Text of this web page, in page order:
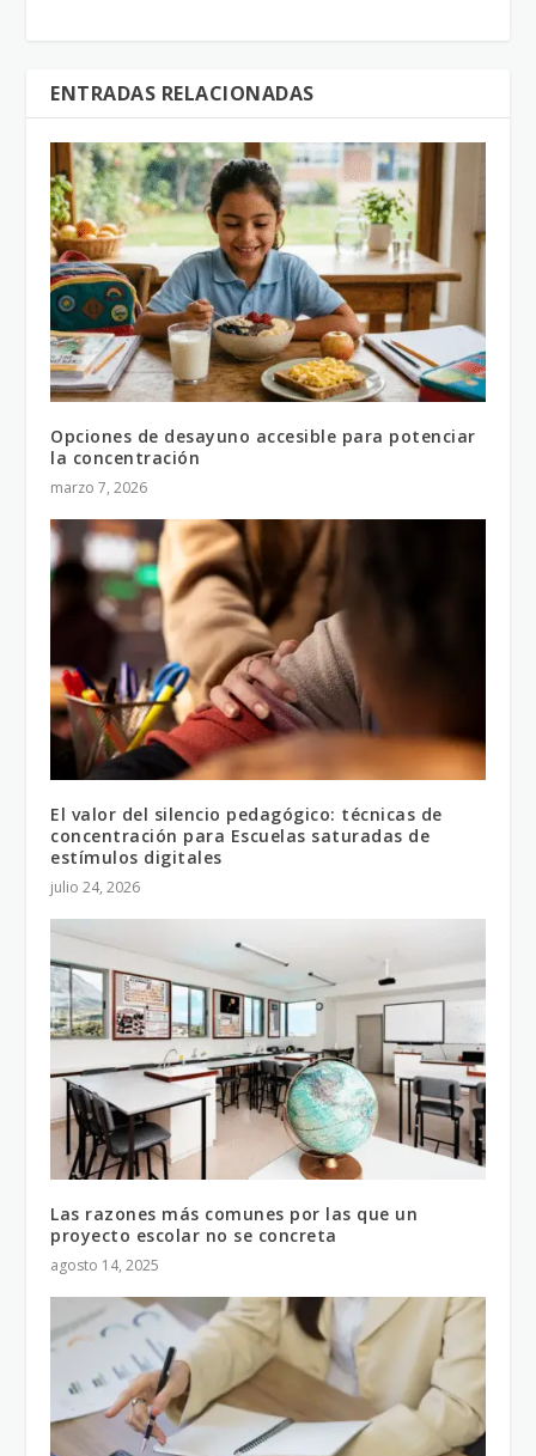
ENTRADAS RELACIONADAS
Opciones de desayuno accesible para potenciar
la concentración
marzo 7, 2026
El valor del silencio pedagógico: técnicas de
concentración para Escuelas saturadas de
estímulos digitales
julio 24, 2026
Las razones más comunes por las que un
proyecto escolar no se concreta
agosto 14, 2025